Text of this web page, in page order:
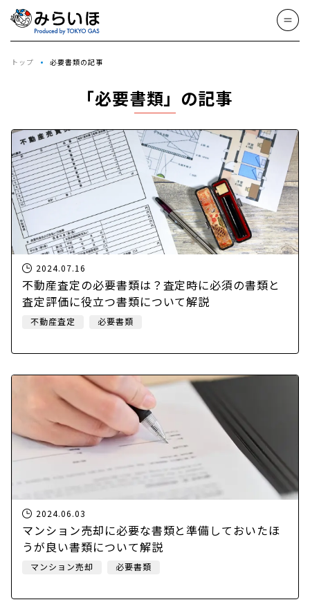
トップ 必要書類の記事
「必要書類」の記事
2024.07.16
不動産査定の必要書類は？査定時に必須の書類と
査定評価に役立つ書類について解説
不動産査定 必要書類
2024.06.03
マンション売却に必要な書類と準備しておいたほ
うが良い書類について解説
マンション売却 必要書類